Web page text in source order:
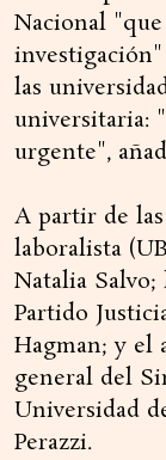
Nacional "que
las
universitaria:
urgente",
A partir de las
laboralista
Natalia
Partido
Hagman; y el
general del
Universidad
Perazzi.